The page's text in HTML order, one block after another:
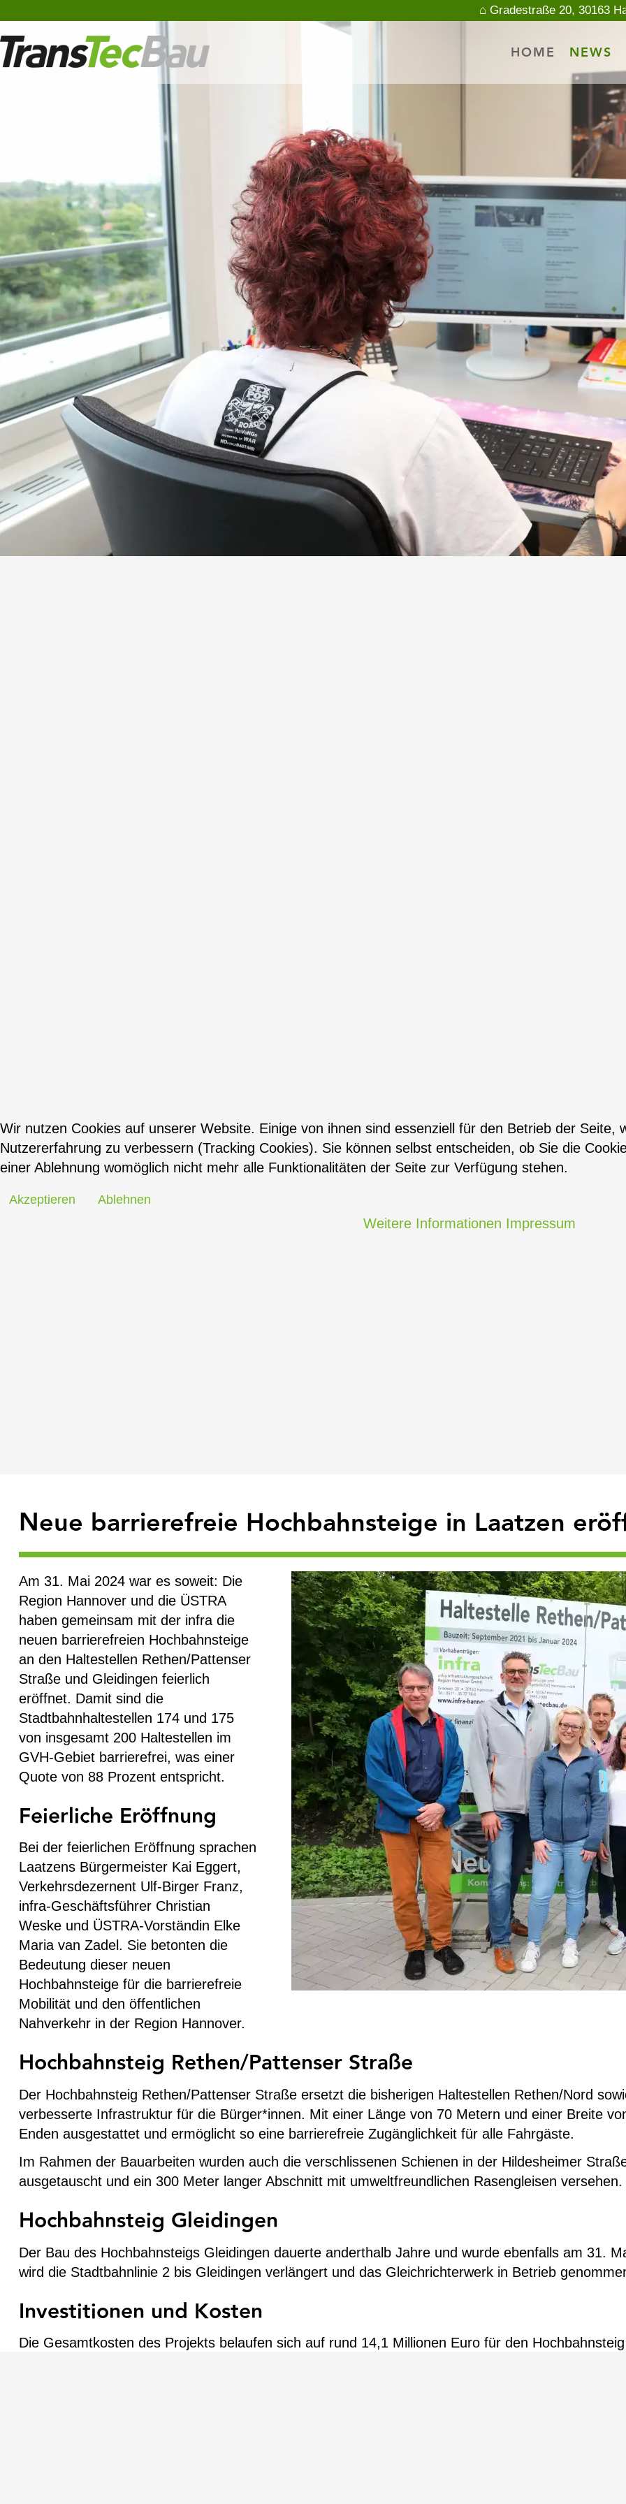
⌂ Gradestraße 20, 30163
HOME NEWS
Neue barrierefreie Hochbahnsteige in Laatzen
Am 31. Mai 2024 war es soweit: Die
Region Hannover und die ÜSTRA
haben gemeinsam mit der infra die
neuen barrierefreien Hochbahnsteige
an den Haltestellen Rethen/Pattenser
Straße und Gleidingen feierlich
eröffnet. Damit sind die
Stadtbahnhaltestellen 174 und 175
von insgesamt 200 Haltestellen im
GVH-Gebiet barrierefrei, was einer
Quote von 88 Prozent entspricht.
Feierliche Eröffnung
Bei der feierlichen Eröffnung sprachen
Laatzens Bürgermeister Kai Eggert,
Verkehrsdezernent Ulf-Birger Franz,
infra-Geschäftsführer Christian
Weske und ÜSTRA-Vorständin Elke
Maria van Zadel. Sie betonten die
Bedeutung dieser neuen
Hochbahnsteige für die barrierefreie
Mobilität und den öffentlichen
Nahverkehr in der Region Hannover.
Hochbahnsteig Rethen/Pattenser Straße
Der Hochbahnsteig Rethen/Pattenser Straße ersetzt die bisherigen Haltestellen Rethen/Nord
verbesserte Infrastruktur für die Bürger*innen. Mit einer Länge von 70 Metern und einer Breite
Enden ausgestattet und ermöglicht so eine barrierefreie Zugänglichkeit für alle Fahrgäste.
Im Rahmen der Bauarbeiten wurden auch die verschlissenen Schienen in der Hildesheimer
ausgetauscht und ein 300 Meter langer Abschnitt mit umweltfreundlichen Rasengleisen versehen.
Hochbahnsteig Gleidingen
Der Bau des Hochbahnsteigs Gleidingen dauerte anderthalb Jahre und wurde ebenfalls am 31.
wird die Stadtbahnlinie 2 bis Gleidingen verlängert und das Gleichrichterwerk in Betrieb
Investitionen und Kosten
Die Gesamtkosten des Projekts belaufen sich auf rund 14,1 Millionen Euro für den
Wir nutzen Cookies auf unserer Website. Einige von ihnen sind essenziell für den Betrieb der Seite,
Nutzererfahrung zu verbessern (Tracking Cookies). Sie können selbst entscheiden, ob Sie die
einer Ablehnung womöglich nicht mehr alle Funktionalitäten der Seite zur Verfügung stehen.
Akzeptieren Ablehnen
Weitere Informationen Impressum